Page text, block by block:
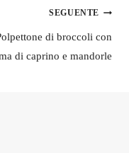
SEGUENTE
di broccoli con
di caprino e mandorle